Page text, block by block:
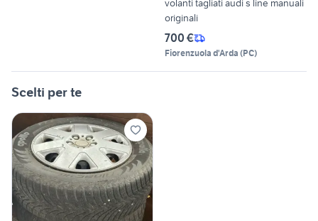
volanti tagliati audi s line manuali
originali
700 €
Fiorenzuola d'Arda (PC)
Scelti per te